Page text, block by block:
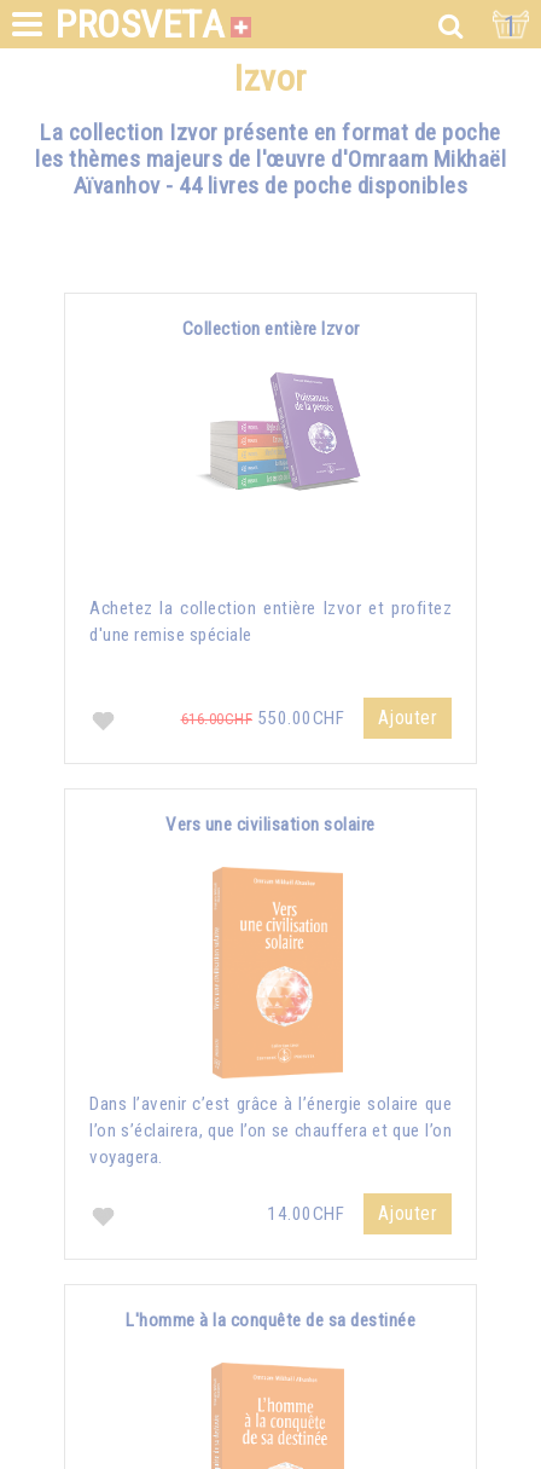
PROSVETA 1
Izvor
La collection Izvor présente en format de poche
les thèmes majeurs de l'œuvre d'Omraam Mikhaël
Aïvanhov - 44 livres de poche disponibles
Collection entière Izvor
Achetez la collection entière Izvor et profitez
d'une remise spéciale
616.00CHF 550.00CHF Ajouter
Vers une civilisation solaire
Dans l’avenir c’est grâce à l’énergie solaire que
l’on s’éclairera, que l’on se chauffera et que l’on
voyagera.
14.00CHF Ajouter
L'homme à la conquête de sa destinée